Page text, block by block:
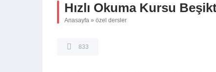
Hızlı Okuma Kursu
Anasayfa » özel dersler
833